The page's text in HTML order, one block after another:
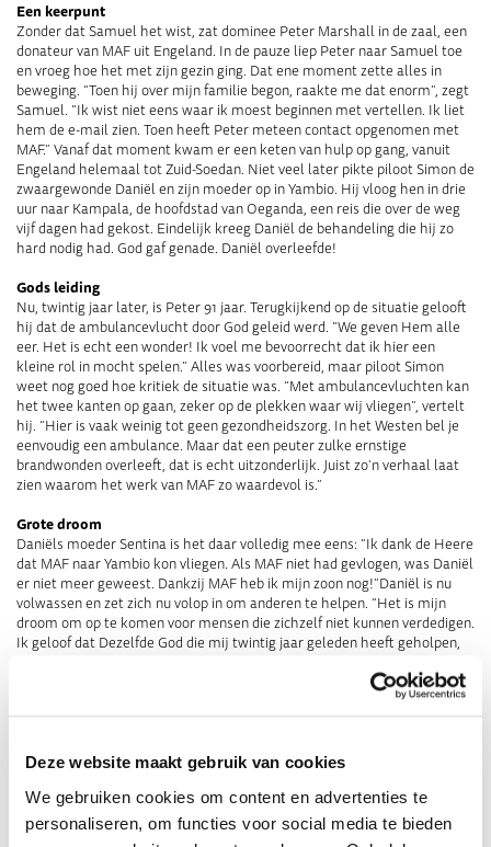
Deze website maakt gebruik van cookies
We gebruiken cookies om content en advertenties te
personaliseren, om functies voor social media te bieden
Een keerpunt
Zonder dat Samuel het wist, zat dominee Peter Marshall in de zaal, een
donateur van MAF uit Engeland. In de pauze liep Peter naar Samuel toe
en vroeg hoe het met zijn gezin ging. Dat ene moment zette alles in
beweging. “Toen hij over mijn familie begon, raakte me dat enorm”, zegt
Samuel. “Ik wist niet eens waar ik moest beginnen met vertellen. Ik liet
hem de e-mail zien. Toen heeft Peter meteen contact opgenomen met
MAF.” Vanaf dat moment kwam er een keten van hulp op gang, vanuit
Engeland helemaal tot Zuid-Soedan. Niet veel later pikte piloot Simon de
zwaargewonde Daniël en zijn moeder op in Yambio. Hij vloog hen in drie
uur naar Kampala, de hoofdstad van Oeganda, een reis die over de weg
vijf dagen had gekost. Eindelijk kreeg Daniël de behandeling die hij zo
hard nodig had. God gaf genade. Daniël overleefde!
Gods leiding
Nu, twintig jaar later, is Peter 91 jaar. Terugkijkend op de situatie gelooft
hij dat de ambulancevlucht door God geleid werd. “We geven Hem alle
eer. Het is echt een wonder! Ik voel me bevoorrecht dat ik hier een
kleine rol in mocht spelen.” Alles was voorbereid, maar piloot Simon
weet nog goed hoe kritiek de situatie was. “Met ambulancevluchten kan
het twee kanten op gaan, zeker op de plekken waar wij vliegen”, vertelt
hij. “Hier is vaak weinig tot geen gezondheidszorg. In het Westen bel je
eenvoudig een ambulance. Maar dat een peuter zulke ernstige
brandwonden overleeft, dat is echt uitzonderlijk. Juist zo’n verhaal laat
zien waarom het werk van MAF zo waardevol is.”
Grote droom
Daniëls moeder Sentina is het daar volledig mee eens: “Ik dank de Heere
dat MAF naar Yambio kon vliegen. Als MAF niet had gevlogen, was Daniël
er niet meer geweest. Dankzij MAF heb ik mijn zoon nog!”Daniël is nu
volwassen en zet zich nu volop in om anderen te helpen. “Het is mijn
droom om op te komen voor mensen die zichzelf niet kunnen verdedigen.
Ik geloof dat Dezelfde God die mij twintig jaar geleden heeft geholpen,